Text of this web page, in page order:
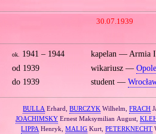
30.07.1939
ok. 1941 – 1944
kapelan — Armia
od 1939
wikariusz — Opole
do 1939
student —
BULLA Erhard,BURCZYK Wilhelm,FRACH
JOACHIMSKYErnest Maksymilian August,
LIPPA Henryk,MALIG Kurt,PETERKNECHT